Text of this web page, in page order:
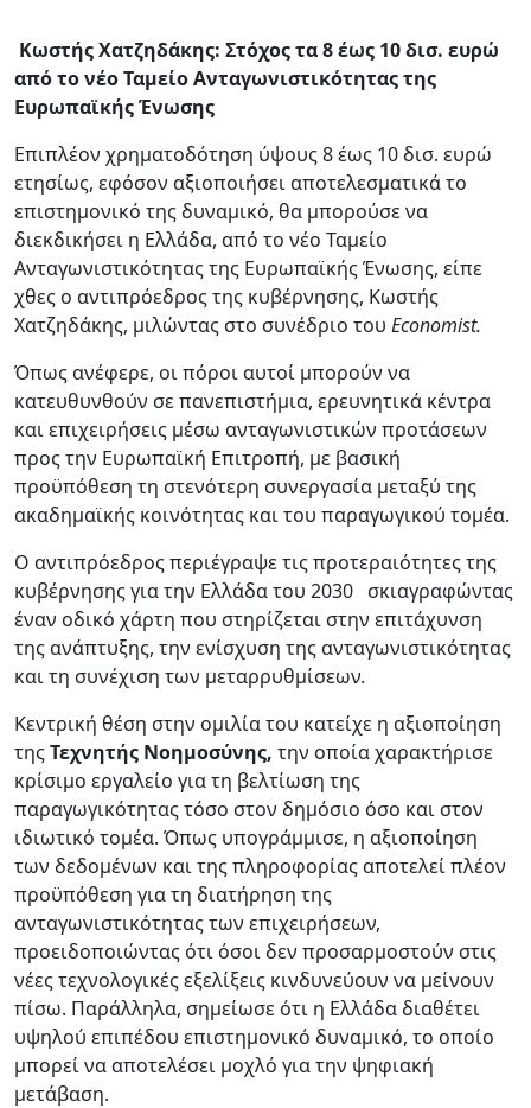
Κωστής Χατζηδάκης: Στόχος τα 8 έως 10 δισ. ευρώ
από το νέο Ταμείο Ανταγωνιστικότητας της
Ευρωπαϊκής Ένωσης
Επιπλέον χρηματοδότηση ύψους 8 έως 10 δισ. ευρώ
ετησίως, εφόσον αξιοποιήσει αποτελεσματικά το
επιστημονικό της δυναμικό, θα μπορούσε να
διεκδικήσει η Ελλάδα, από το νέο Ταμείο
Ανταγωνιστικότητας της Ευρωπαϊκής Ένωσης, είπε
χθες ο αντιπρόεδρος της κυβέρνησης, Κωστής
Χατζηδάκης, μιλώντας στο συνέδριο του Economist.
Όπως ανέφερε, οι πόροι αυτοί μπορούν να
κατευθυνθούν σε πανεπιστήμια, ερευνητικά κέντρα
και επιχειρήσεις μέσω ανταγωνιστικών προτάσεων
προς την Ευρωπαϊκή Επιτροπή, με βασική
προϋπόθεση τη στενότερη συνεργασία μεταξύ της
ακαδημαϊκής κοινότητας και του παραγωγικού τομέα.
Ο αντιπρόεδρος περιέγραψε τις προτεραιότητες της
κυβέρνησης για την Ελλάδα του 2030 σκιαγραφώντας
έναν οδικό χάρτη που στηρίζεται στην επιτάχυνση
της ανάπτυξης, την ενίσχυση της ανταγωνιστικότητας
και τη συνέχιση των μεταρρυθμίσεων.
Κεντρική θέση στην ομιλία του κατείχε η αξιοποίηση
τηςΤεχνητής Νοημοσύνης, την οποία χαρακτήρισε
κρίσιμο εργαλείο για τη βελτίωση της
παραγωγικότητας τόσο στον δημόσιο όσο και στον
ιδιωτικό τομέα. Όπως υπογράμμισε, η αξιοποίηση
των δεδομένων και της πληροφορίας αποτελεί πλέον
προϋπόθεση για τη διατήρηση της
ανταγωνιστικότητας των επιχειρήσεων,
προειδοποιώντας ότι όσοι δεν προσαρμοστούν στις
νέες τεχνολογικές εξελίξεις κινδυνεύουν να μείνουν
πίσω. Παράλληλα, σημείωσε ότι η Ελλάδα διαθέτει
υψηλού επιπέδου επιστημονικό δυναμικό, το οποίο
μπορεί να αποτελέσει μοχλό για την ψηφιακή
μετάβαση.